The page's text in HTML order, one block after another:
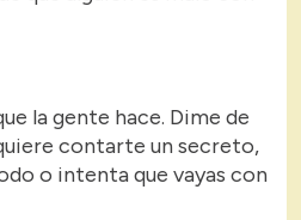
la gente hace. Dime de
contarte un secreto,
o intenta que vayas con